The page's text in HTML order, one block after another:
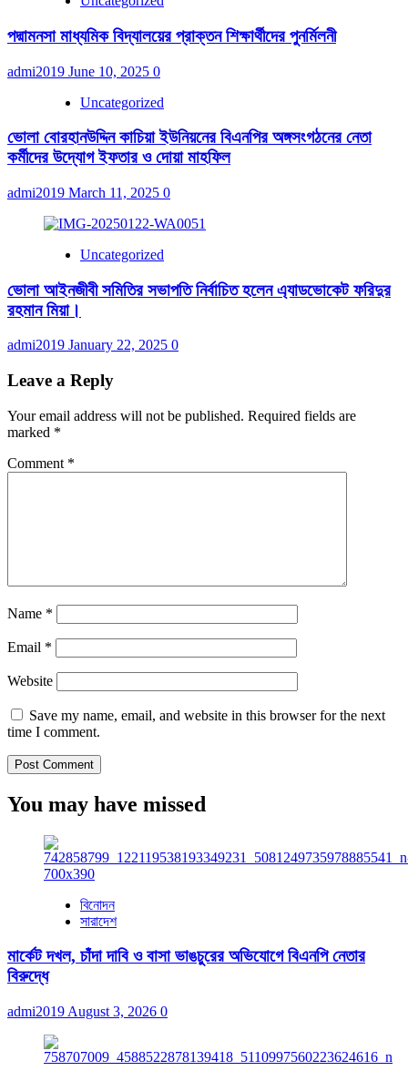
পদ্মামনসা মাধ্যমিক বিদ্যালয়ের প্রাক্তন শিক্ষার্থীদের পুনর্মিলনী
admi2019 June 10, 2025 0
Uncategorized
ভোলা বোরহানউদ্দিন কাচিয়া ইউনিয়নের বিএনপির অঙ্গসংগঠনের নেতা
কর্মীদের উদ্যোগ ইফতার ও দোয়া মাহফিল
admi2019 March 11, 2025 0
Uncategorized
ভোলা আইনজীবী সমিতির সভাপতি নির্বাচিত হলেন এ্যাডভোকেট ফরিদুর
রহমান মিয়া।
admi2019 January 22, 2025 0
Leave a Reply
Your email address will not be published. Required fields are
marked *
Comment *
Name *
Email *
Website
Save my name, email, and website in this browser for the next
time I comment.
You may have missed
বিনোদন
সারাদেশ
মার্কেট দখল, চাঁদা দাবি ও বাসা ভাঙচুরের অভিযোগে বিএনপি নেতার
বিরুদ্ধে
admi2019 August 3, 2026 0